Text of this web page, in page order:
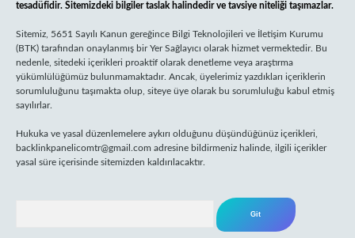
tesadüfidir. Sitemizdeki bilgiler taslak halindedir ve tavsiye niteliği taşımazlar.
Sitemiz, 5651 Sayılı Kanun gereğince Bilgi Teknolojileri ve İletişim Kurumu
(BTK) tarafından onaylanmış bir Yer Sağlayıcı olarak hizmet vermektedir. Bu
nedenle, sitedeki içerikleri proaktif olarak denetleme veya araştırma
yükümlülüğümüz bulunmamaktadır. Ancak, üyelerimiz yazdıkları içeriklerin
sorumluluğunu taşımakta olup, siteye üye olarak bu sorumluluğu kabul etmiş
sayılırlar.
Hukuka ve yasal düzenlemelere aykırı olduğunu düşündüğünüz içerikleri,
backlinkpanelicomtr@gmail.com adresine bildirmeniz halinde, ilgili içerikler
yasal süre içerisinde sitemizden kaldırılacaktır.